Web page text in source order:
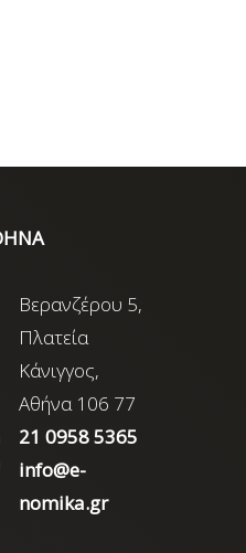
Βερανζέρου 5,
Πλατεία
Κάνιγγος,
Αθήνα 106 77
21 0958 5365
info@e-
nomika.gr